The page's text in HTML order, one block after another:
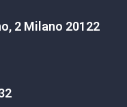
2 Milano 20122